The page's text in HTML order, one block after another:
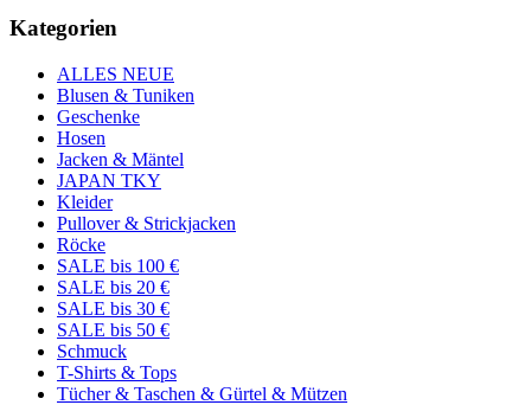
Kategorien
ALLES NEUE
Blusen & Tuniken
Geschenke
Hosen
Jacken & Mäntel
JAPAN TKY
Kleider
Pullover & Strickjacken
Röcke
SALE bis 100 €
SALE bis 20 €
SALE bis 30 €
SALE bis 50 €
Schmuck
T-Shirts & Tops
Tücher & Taschen & Gürtel & Mützen